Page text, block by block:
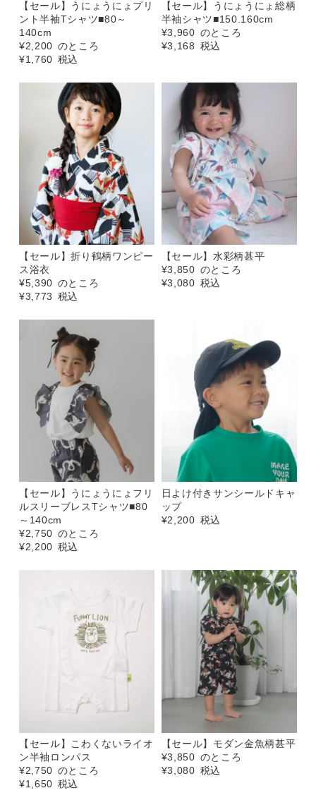
【セール】うにょうにょプリ
ント半袖Tシャツ■80～
140cm
¥2,200 のところ
¥1,760 税込
【セール】うにょうにょ総柄
半袖シャツ■150.160cm
¥3,960 のところ
¥3,168 税込
【セール】折り鶴柄ワンピー
ス浴衣
¥5,390 のところ
¥3,773 税込
【セール】水彩柄甚平
¥3,850 のところ
¥3,080 税込
【セール】うにょうにょフリ
ルスリーブレスTシャツ■80
～140cm
¥2,750 のところ
¥2,200 税込
日よけ付きサンシールドキャ
ップ
¥2,200 税込
【セール】こわくないライオ
ン半袖ロンパス
¥2,750 のところ
¥1,650 税込
【セール】モダン金魚柄甚平
¥3,850 のところ
¥3,080 税込